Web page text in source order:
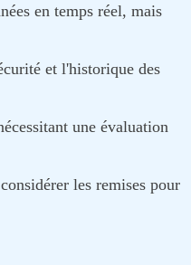
en temps réel, mais
et l'historique des
une évaluation
les remises pour